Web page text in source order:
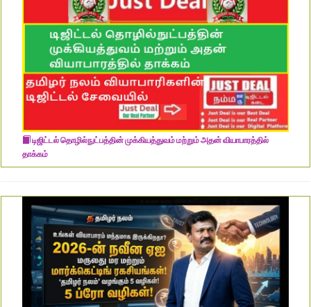
டிஜிட்டல் தொழில்நுட்பத்தின் முக்கியத்துவம் மற்றும் அதன் வியாபாரத்தில்
தாக்கம்